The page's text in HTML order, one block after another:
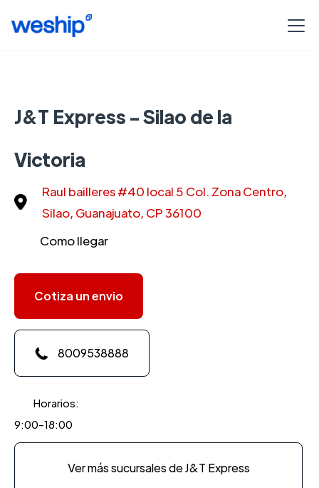
J&T Express - Silao de la
Victoria
Raul bailleres #40 local 5 Col. Zona Centro,
Silao, Guanajuato, CP 36100
Como llegar
Cotiza un envio
8009538888
Horarios:
9:00-18:00
Ver más sucursales de J&T Express